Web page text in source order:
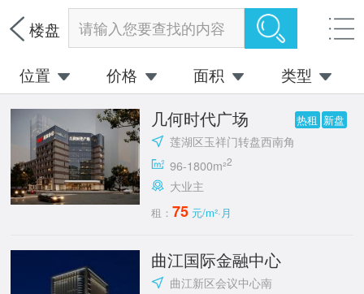
楼盘 请输入您要查找的内容
位置 价格 面积 类型
几何时代广场 热租 新盘
莲湖区玉祥门转盘西南角
96-1800m²2
大业主
租：75 元/m²·月
曲江国际金融中心
曲江新区会议中心南